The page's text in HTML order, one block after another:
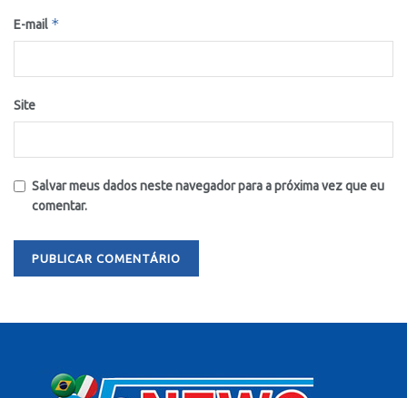
E-mail *
Site
Salvar meus dados neste navegador para a próxima vez que eu
comentar.